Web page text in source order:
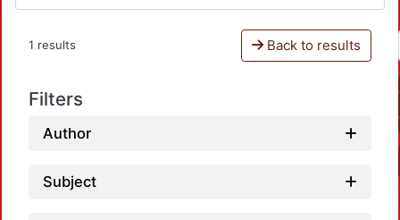
1 results Back to results
Filters
Author
Subject